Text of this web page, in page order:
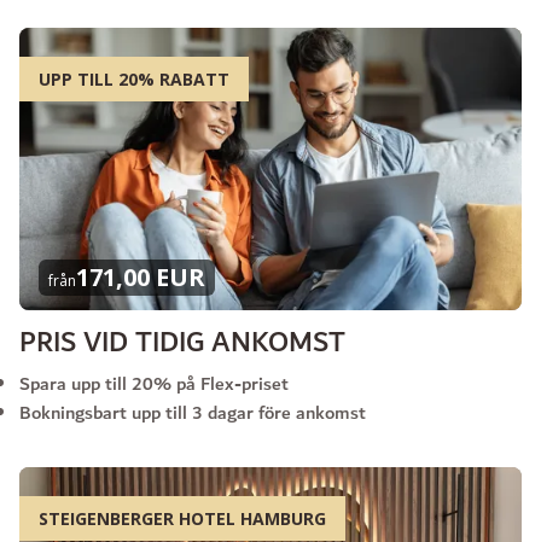
UPP TILL 20% RABATT
från171,00 EUR
PRIS VID TIDIG ANKOMST
Spara upp till 20% på Flex-priset
Bokningsbart upp till 3 dagar före ankomst
STEIGENBERGER HOTEL HAMBURG